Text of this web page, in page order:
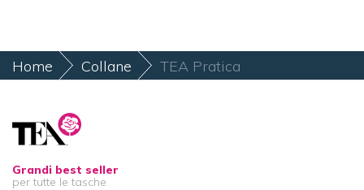
Home Collane TEA Pratica
Grandi best seller
per tutte le tasche